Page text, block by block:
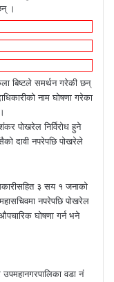
।
बिष्टले समर्थन गरेकी छन्
नाम घोषणा गरेका
पोखरेल निर्विरोध हुने
दावी नपरेपछि पोखरेले
३ सय १ जनाको
नपरेपछि पोखरेल
घोषणा गर्न भने
वडा नं